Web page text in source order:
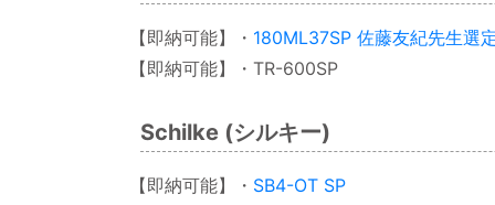
【即納可能】・ 180ML37SP 佐藤友紀先生選
【即納可能】・TR-600SP
Schilke (シルキー)
【即納可能】・ SB4-OT SP